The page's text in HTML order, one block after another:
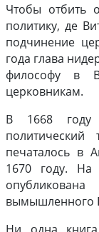
Чтобы отбить
политику, де
подчинение
года глава
философу в
церковникам.
В 1668 году
политический
печаталось в
1670 году. На
вымышленного